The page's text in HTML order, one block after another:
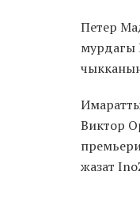
Петер
мурдагы
Виктор
жазат